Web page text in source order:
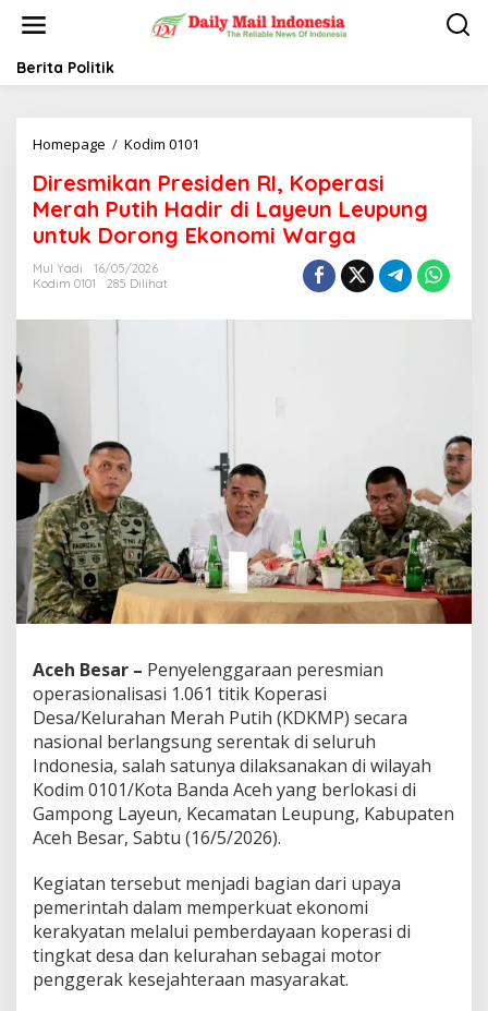
t
Berita Politik
Homepage / Kodim 0101
r
e
s
m
K
o
p
e
s
i
M
r
a
h
P
u
t
h
H
a
d
i
r
Diresmikan Presiden RI, Koperasi
Merah Putih Hadir di Layeun Leupung
untuk Dorong Ekonomi Warga
Mul Yadi
16/05/2026
Kodim 0101
285 Dilihat
Aceh Besar – Penyelenggaraan peresmian
operasionalisasi 1.061 titik Koperasi
Desa/Kelurahan Merah Putih (KDKMP) secara
nasional berlangsung serentak di seluruh
Indonesia, salah satunya dilaksanakan di wilayah
Kodim 0101/Kota Banda Aceh yang berlokasi di
Gampong Layeun, Kecamatan Leupung, Kabupaten
Aceh Besar, Sabtu (16/5/2026).
Kegiatan tersebut menjadi bagian dari upaya
pemerintah dalam memperkuat ekonomi
kerakyatan melalui pemberdayaan koperasi di
tingkat desa dan kelurahan sebagai motor
penggerak kesejahteraan masyarakat.